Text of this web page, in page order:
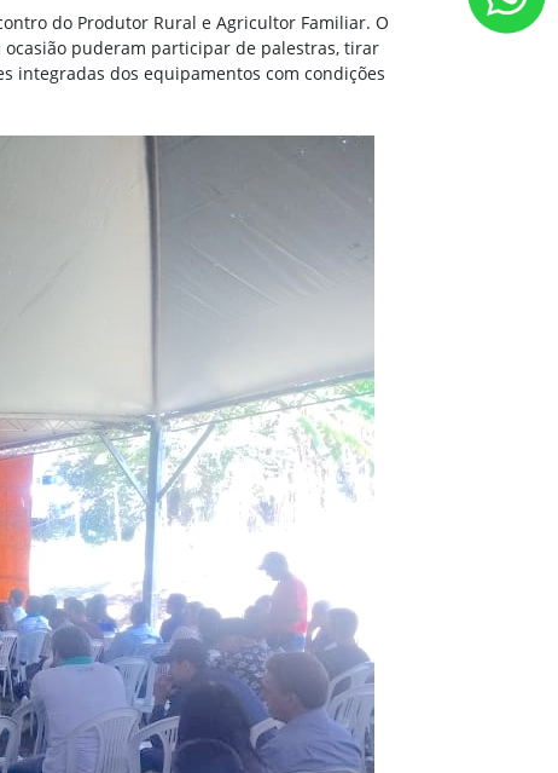
do Produtor Rural e Agricultor Familiar. O
puderam participar de palestras, tirar
integradas dos equipamentos com condições